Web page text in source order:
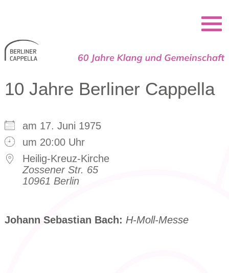
10 Jahre Berliner Cappella
am 17. Juni 1975
um 20:00 Uhr
Heilig-Kreuz-Kirche
Zossener Str. 65
10961 Berlin
Johann Sebastian Bach: H-Moll-Messe